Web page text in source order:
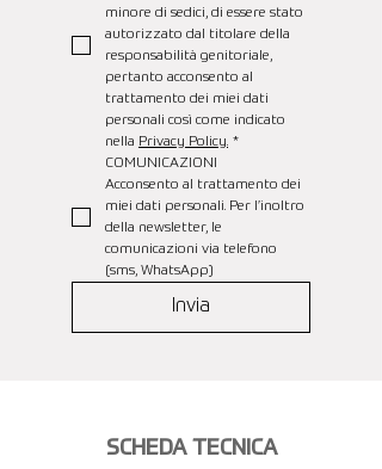
minore di sedici, di essere stato
autorizzato dal titolare della
responsabilità genitoriale,
pertanto acconsento al
trattamento dei miei dati
personali così come indicato
nella Privacy Policy. *
COMUNICAZIONI
Acconsento al trattamento dei
miei dati personali. Per l’inoltro
della newsletter, le
comunicazioni via telefono
(sms, WhatsApp)
Invia
SCHEDA TECNICA